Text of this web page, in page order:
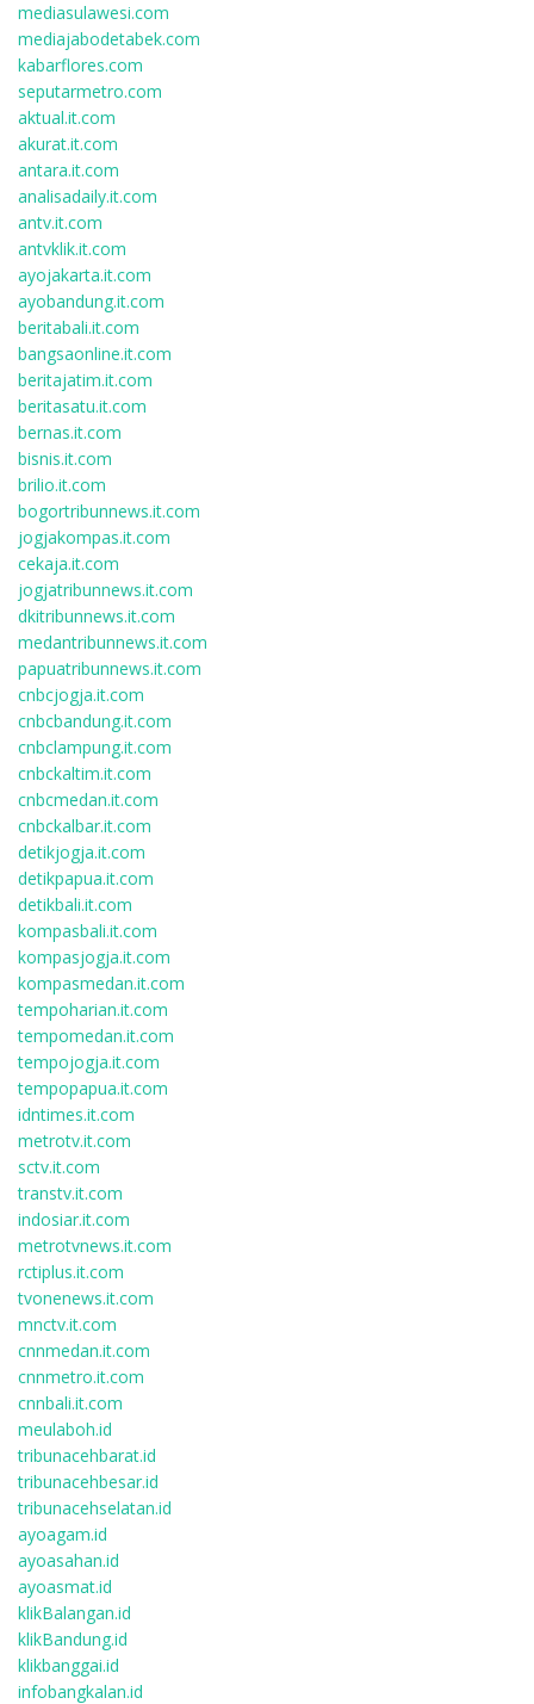
mediasulawesi.com
mediajabodetabek.com
kabarflores.com
seputarmetro.com
aktual.it.com
akurat.it.com
antara.it.com
analisadaily.it.com
antv.it.com
antvklik.it.com
ayojakarta.it.com
ayobandung.it.com
beritabali.it.com
bangsaonline.it.com
beritajatim.it.com
beritasatu.it.com
bernas.it.com
bisnis.it.com
brilio.it.com
bogortribunnews.it.com
jogjakompas.it.com
cekaja.it.com
jogjatribunnews.it.com
dkitribunnews.it.com
medantribunnews.it.com
papuatribunnews.it.com
cnbcjogja.it.com
cnbcbandung.it.com
cnbclampung.it.com
cnbckaltim.it.com
cnbcmedan.it.com
cnbckalbar.it.com
detikjogja.it.com
detikpapua.it.com
detikbali.it.com
kompasbali.it.com
kompasjogja.it.com
kompasmedan.it.com
tempoharian.it.com
tempomedan.it.com
tempojogja.it.com
tempopapua.it.com
idntimes.it.com
metrotv.it.com
sctv.it.com
transtv.it.com
indosiar.it.com
metrotvnews.it.com
rctiplus.it.com
tvonenews.it.com
mnctv.it.com
cnnmedan.it.com
cnnmetro.it.com
cnnbali.it.com
meulaboh.id
tribunacehbarat.id
tribunacehbesar.id
tribunacehselatan.id
ayoagam.id
ayoasahan.id
ayoasmat.id
klikBalangan.id
klikBandung.id
klikbanggai.id
infobangkalan.id